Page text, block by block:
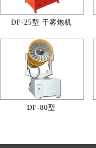
DF-25型 干雾炮机
DF-80型